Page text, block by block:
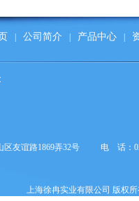
公司简介 产品中心
友谊路1869弄32号 电 话：
上海徐冉实业有限公司 版权所